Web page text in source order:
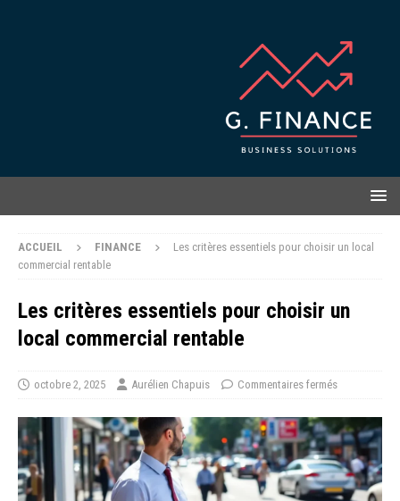
ACCUEIL FINANCE
Les critères essentiels pour choisir un local
commercial rentable
Les critères essentiels pour choisir un
local commercial rentable
octobre 2, 2025 Aurélien Chapuis Commentaires fermés